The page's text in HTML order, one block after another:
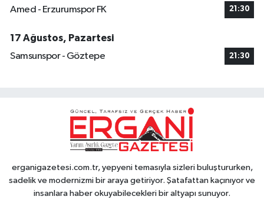
Amed - Erzurumspor FK 21:30
17 Ağustos, Pazartesi
Samsunspor - Göztepe
21:30
erganigazetesi.com.tr, yepyeni temasıyla sizleri buluştururken,
sadelik ve modernizmi bir araya getiriyor. Şatafattan kaçınıyor ve
insanlara haber okuyabilecekleri bir altyapı sunuyor.